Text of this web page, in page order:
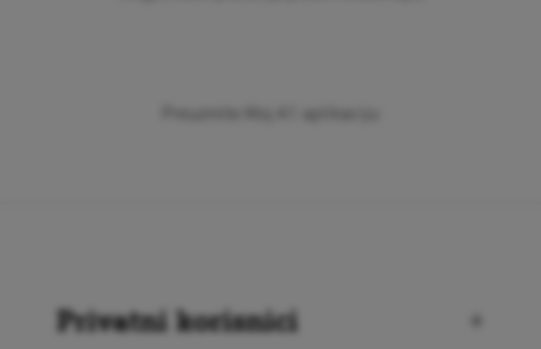
Privatni korisnici
+